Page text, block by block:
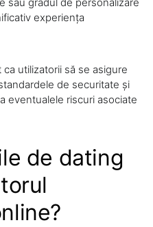
experiența
utilizatorii să se asigure
de securitate și
eventualele riscuri asociate
de dating